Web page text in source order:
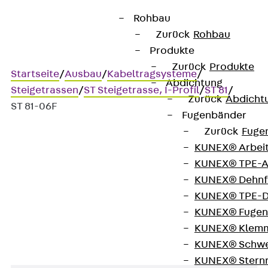
Rohbau
Zurück Rohbau
Produkte
Zurück Produkte
Abdichtung
Zurück
Fugenbänder
Zurück
KUNEX®
KUNEX®
KUNEX®
KUNEX®
KUNEX®
KUNEX®
KUNEX®
KUNEX®
Startseite/Ausbau/Kabeltragsysteme/
Steigetrassen/ST Steigetrasse, I-Profil/ST 81/
ST 81-06F
Steigetrasse, I-Profil